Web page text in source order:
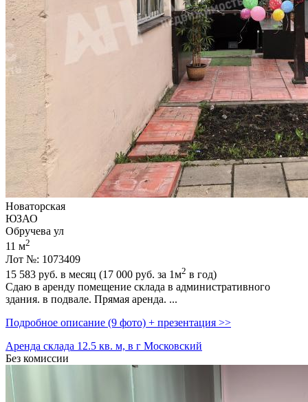
Новаторская
ЮЗАО
Обручева ул
11 м2
Лот №: 1073409
15 583 руб. в месяц (17 000 руб. за 1м2 в год)
Сдаю в аренду помещение склада в административного
здания. в подвале. Прямая аренда. ...
Подробное описание (9 фото) + презентация >>
Аренда склада 12.5 кв. м, в г Московский
Без комиссии